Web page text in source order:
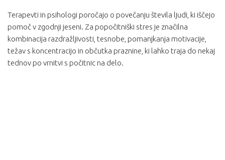
Terapevti in psihologi poročajo o povečanju števila ljudi, ki iščejo
pomoč v zgodnji jeseni. Za popočitniški stres je značilna
kombinacija razdražljivosti, tesnobe, pomanjkanja motivacije,
težav s koncentracijo in občutka praznine, ki lahko traja do nekaj
tednov po vrnitvi s počitnic na delo.